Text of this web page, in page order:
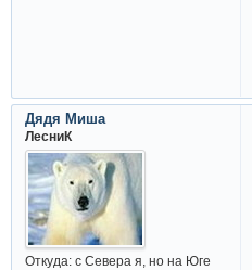
Дядя Миша
ЛесниК
Откуда:с Севера я, но на Юге